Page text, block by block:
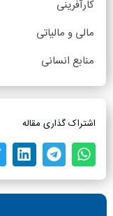
کارآفرینی
مالی و مالیاتی
منابع انسانی
اشتراک گذاری مقاله